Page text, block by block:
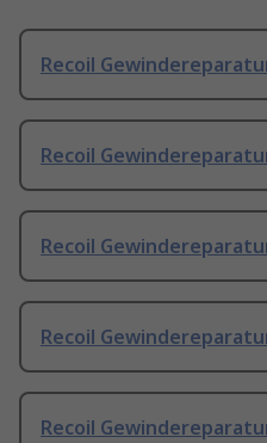
Recoil
Recoil
Recoil
Recoil
Recoil